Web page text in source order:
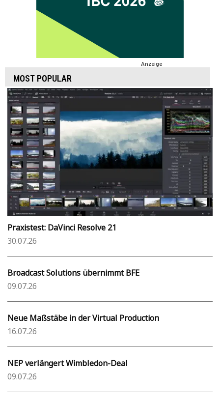
Anzeige
MOST POPULAR
Praxistest: DaVinci Resolve 21
30.07.26
Broadcast Solutions übernimmt BFE
09.07.26
Neue Maßstäbe in der Virtual Production
16.07.26
NEP verlängert Wimbledon-Deal
09.07.26